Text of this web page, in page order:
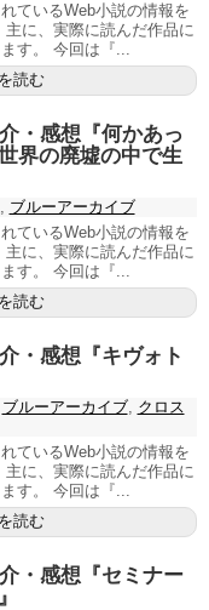
ているWeb小説の情報を
に、実際に読んだ作品に
す。 今回は『...
読む
・感想『何かあっ
界の廃墟の中で生
, ブルーアーカイブ
ているWeb小説の情報を
に、実際に読んだ作品に
す。 今回は『...
読む
・感想『キヴォト
ブルーアーカイブ, クロス
ているWeb小説の情報を
に、実際に読んだ作品に
す。 今回は『...
読む
・感想『セミナー